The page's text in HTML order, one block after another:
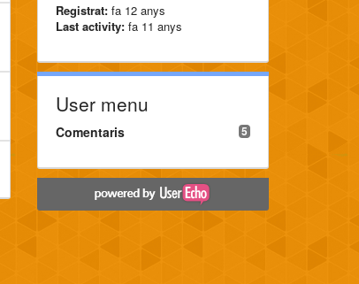
Registrat: fa 12 anys
Last activity: fa 11 anys
User menu
5
Comentaris